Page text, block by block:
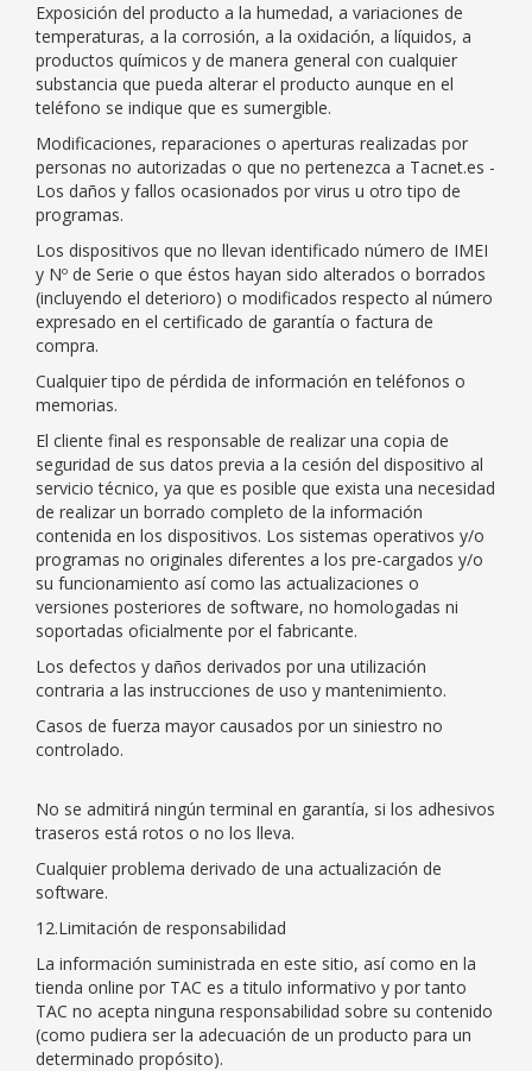
Exposición del producto a la humedad, a variaciones de
temperaturas, a la corrosión, a la oxidación, a líquidos, a
productos químicos y de manera general con cualquier
substancia que pueda alterar el producto aunque en el
teléfono se indique que es sumergible.
Modificaciones, reparaciones o aperturas realizadas por
personas no autorizadas o que no pertenezca a Tacnet.es -
Los daños y fallos ocasionados por virus u otro tipo de
programas.
Los dispositivos que no llevan identificado número de IMEI
y Nº de Serie o que éstos hayan sido alterados o borrados
(incluyendo el deterioro) o modificados respecto al número
expresado en el certificado de garantía o factura de
compra.
Cualquier tipo de pérdida de información en teléfonos o
memorias.
El cliente final es responsable de realizar una copia de
seguridad de sus datos previa a la cesión del dispositivo al
servicio técnico, ya que es posible que exista una necesidad
de realizar un borrado completo de la información
contenida en los dispositivos. Los sistemas operativos y/o
programas no originales diferentes a los pre-cargados y/o
su funcionamiento así como las actualizaciones o
versiones posteriores de software, no homologadas ni
soportadas oficialmente por el fabricante.
Los defectos y daños derivados por una utilización
contraria a las instrucciones de uso y mantenimiento.
Casos de fuerza mayor causados por un siniestro no
controlado.
No se admitirá ningún terminal en garantía, si los adhesivos
traseros está rotos o no los lleva.
Cualquier problema derivado de una actualización de
software.
12.Limitación de responsabilidad
La información suministrada en este sitio, así como en la
tienda online por TAC es a titulo informativo y por tanto
TAC no acepta ninguna responsabilidad sobre su contenido
(como pudiera ser la adecuación de un producto para un
determinado propósito).